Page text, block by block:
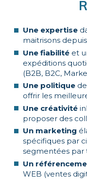
Une expertise
maitrisons
Une fiabilité et
expéditions
(B2B, B2C,
Une politique
offrir les
Une créativité
proposer des
Un marketing
spécifiques par
segmentées par
Un
WEB (ventes